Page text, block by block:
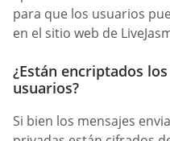
para que los usuarios
en el sitio web de
¿Están encriptados
usuarios?
Si bien los mensajes